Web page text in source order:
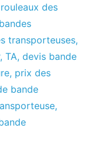
des
transporteuses,
, TA, devis bande
, prix des
bande
,